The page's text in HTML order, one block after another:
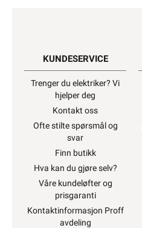
KUNDESERVICE
Trenger du elektriker? Vi
hjelper deg
Kontakt oss
Ofte stilte spørsmål og
svar
Finn butikk
Hva kan du gjøre selv?
Våre kundeløfter og
prisgaranti
Kontaktinformasjon Proff
avdeling